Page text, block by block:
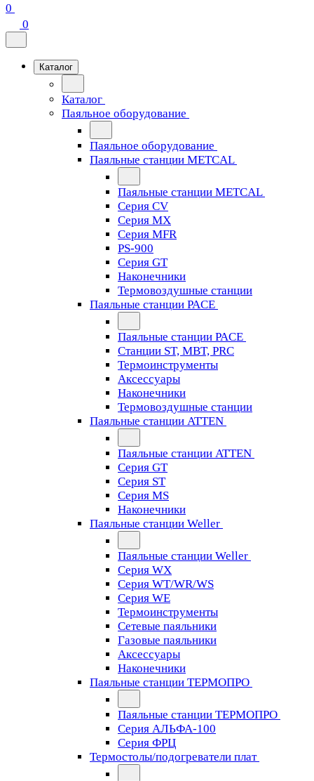
0
0
Каталог
Каталог
Паяльное оборудование
Паяльное оборудование
Паяльные станции METCAL
Паяльные станции METCAL
Серия CV
Серия MX
Серия MFR
PS-900
Серия GT
Наконечники
Термовоздушные станции
Паяльные станции PACE
Паяльные станции PACE
Станции ST, MBT, PRC
Термоинструменты
Аксессуары
Наконечники
Термовоздушные станции
Паяльные станции ATTEN
Паяльные станции ATTEN
Серия GT
Серия ST
Серия MS
Наконечники
Паяльные станции Weller
Паяльные станции Weller
Серия WX
Серия WT/WR/WS
Серия WE
Термоинструменты
Сетевые паяльники
Газовые паяльники
Аксессуары
Наконечники
Паяльные станции ТЕРМОПРО
Паяльные станции ТЕРМОПРО
Серия АЛЬФА-100
Серия ФРЦ
Термостолы/подогреватели плат